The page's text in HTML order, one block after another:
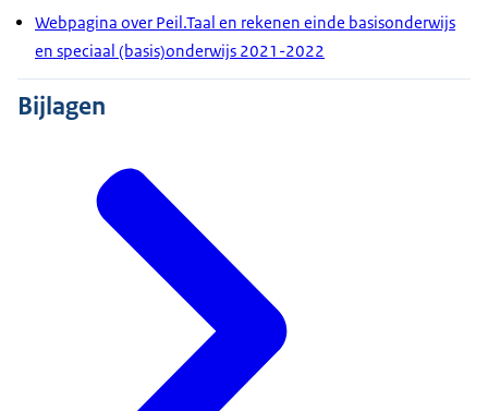
Webpagina over Peil.Taal en rekenen einde basisonderwijs
en speciaal (basis)onderwijs 2021-2022
Bijlagen